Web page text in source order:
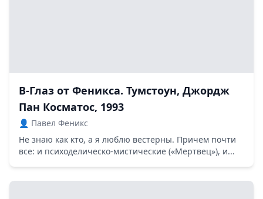
В-Глаз от Феникса. Тумстоун, Джордж
Пан Косматос, 1993
👤 Павел Феникс
Не знаю как кто, а я люблю вестерны. Причем почти
все: и психоделическо-мистические («Мертвец»), и...